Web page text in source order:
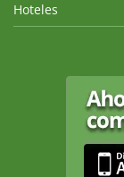
Hoteles